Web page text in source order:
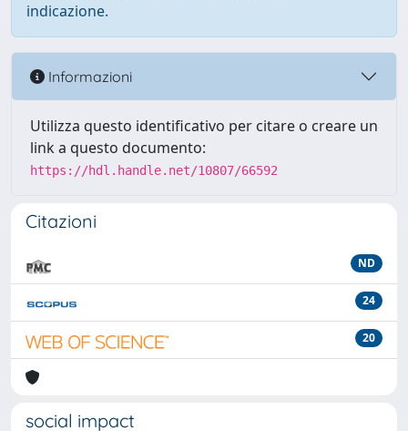
indicazione.
Informazioni
Utilizza questo identificativo per citare o creare un
link a questo documento:
https://hdl.handle.net/10807/66592
Citazioni
ND
24
20
social impact